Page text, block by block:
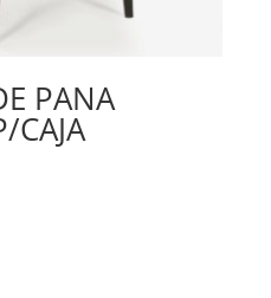
PANA
CAJA